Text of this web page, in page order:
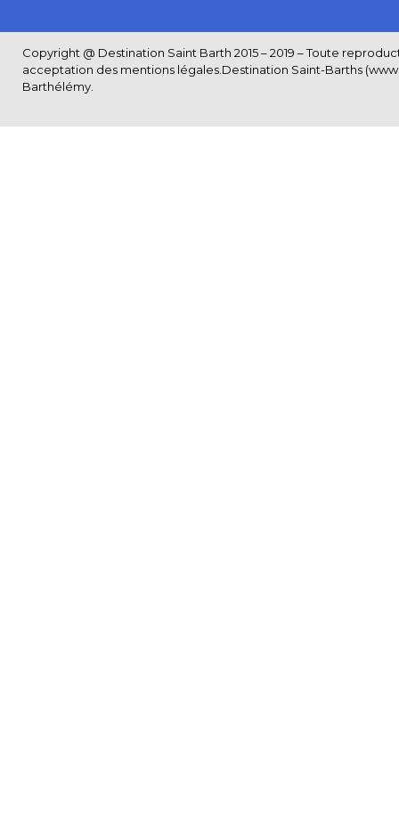
Copyright @ Destination Saint Barth 2015 – 2019 – Toute
acceptation des mentions légales .Destination Saint-Barths
Barthélémy.